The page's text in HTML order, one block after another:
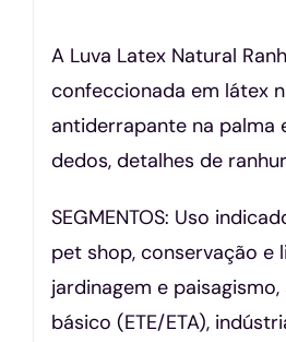
A Luva Latex Natural
confeccionada em látex
antiderrapante na palma
dedos, detalhes de
SEGMENTOS: Uso
pet shop, conservação e
jardinagem e
básico (ETE/ETA),